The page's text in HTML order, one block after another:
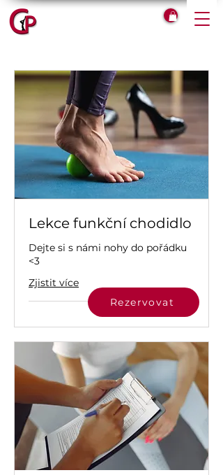
Lekce funkční chodidlo
Dejte si s námi nohy do pořádku
<3
Zjistit více
Rezervovat